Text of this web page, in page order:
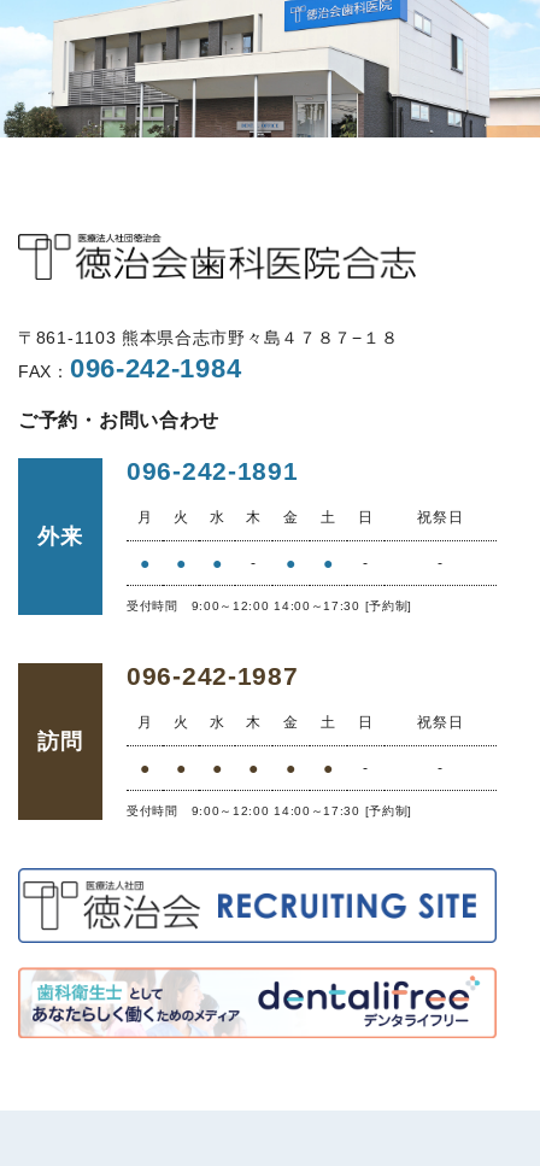
〒861-1103 熊本県合志市野々島４７８７−１８
FAX： 096-242-1984
ご予約・お問い合わせ
外来
096-242-1891
月 火 水 木 金 土 日 祝祭日
● ● ● - ● ● - -
受付時間 9:00～12:00 14:00～17:30 [予約制]
訪問
096-242-1987
月 火 水 木 金 土 日 祝祭日
● ● ● ● ● ● - -
受付時間 9:00～12:00 14:00～17:30 [予約制]